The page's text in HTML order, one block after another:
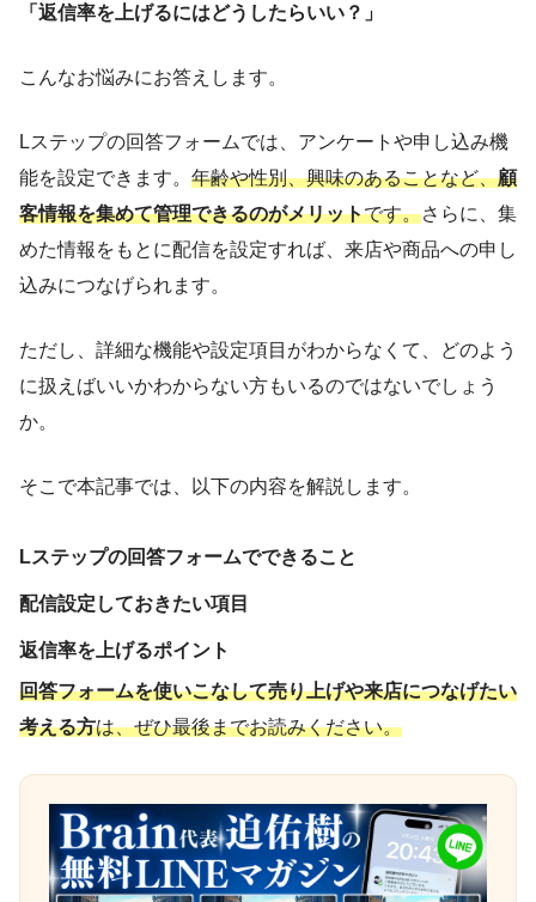
「返信率を上げるにはどうしたらいい？」
こんなお悩みにお答えします。
Lステップの回答フォームでは、アンケートや申し込み機
能を設定できます。 年齢や性別、興味のあることなど、顧
客情報を集めて管理できるのがメリットです。さらに、集
めた情報をもとに配信を設定すれば、来店や商品への申し
込みにつなげられます。
ただし、詳細な機能や設定項目がわからなくて、どのよう
に扱えばいいかわからない方もいるのではないでしょう
か。
そこで本記事では、以下の内容を解説します。
Lステップの回答フォームでできること
配信設定しておきたい項目
返信率を上げるポイント
回答フォームを使いこなして売り上げや来店につなげたい
考える方は、ぜひ最後までお読みください。